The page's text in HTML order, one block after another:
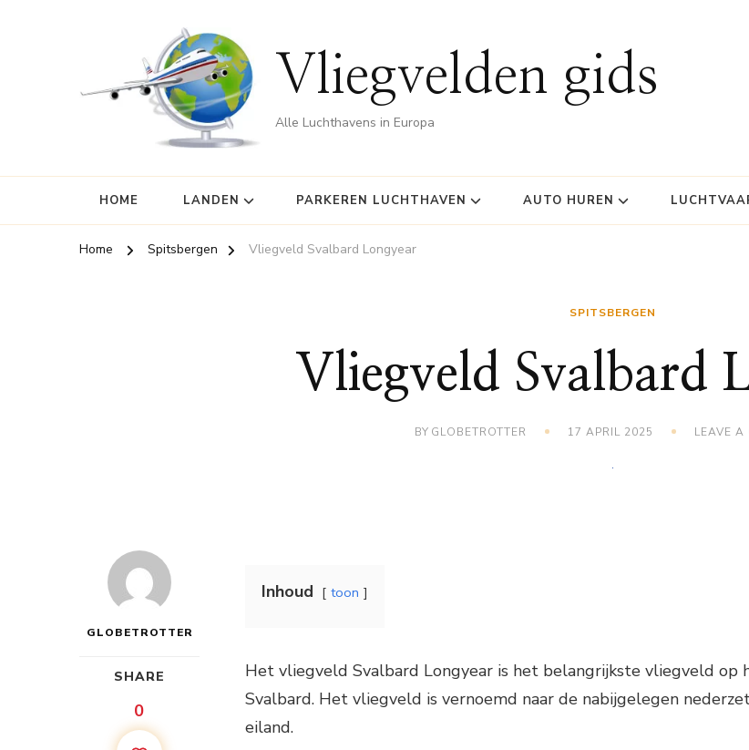
Vliegvelden gids
Alle Luchthavens in Europa
HOME LANDEN PARKEREN LUCHTHAVEN AUTO HUREN
Home Spitsbergen Vliegveld Svalbard Longyear
SPITSBERGEN
Vliegveld Svalbard
BY GLOBETROTTER 17 APRIL 2025 LEAVE A
GLOBETROTTER
SHARE
0
Inhoud toon
Het vliegveld Svalbard Longyear is het belangrijkste vliegveld op
Svalbard. Het vliegveld is vernoemd naar de nabijgelegen
eiland.